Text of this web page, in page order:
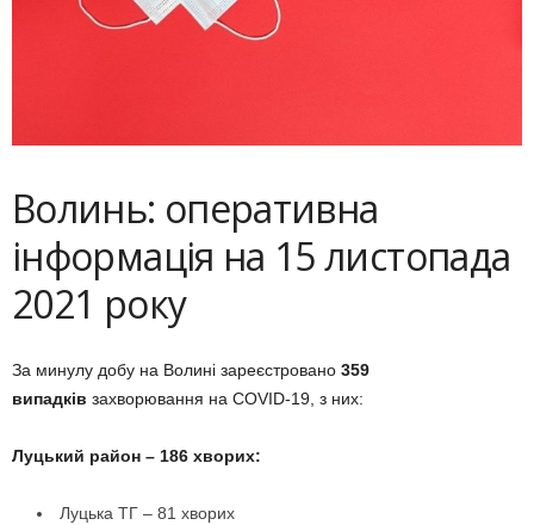
Волинь: оперативна
інформація на 15 листопада
2021 року
За минулу добу на Волині зареєстровано 359
випадків захворювання на COVID-19, з них:
Луцький район – 186 хворих:
Луцька ТГ – 81 хворих